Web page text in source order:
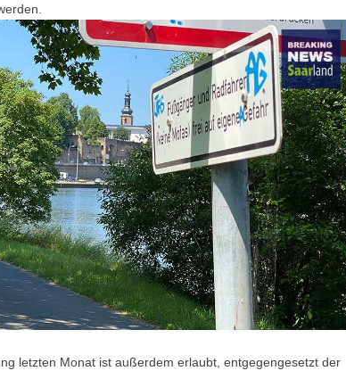
letzten Monat ist außerdem erlaubt, entgegengesetzt der